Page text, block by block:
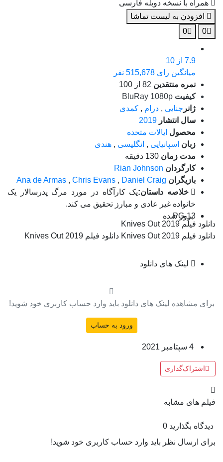
همراه با نسخه دوبله فارسی
افزودن به لیست تماشا
0
0
7.9 از 10
میانگین رای 515,678 نفر
نمره منتقدین 82 از 100
کیفیت BluRay 1080p
ژانر جنایی , درام , کمدی
سال انتشار 2019
محصول ایالات متحده
زبان اسپانیایی , انگلیسی , هندی
مدت زمان 130 دقیقه
کارگردان Rian Johnson
بازیگران
Ana de Armas , Chris Evans , Daniel Craig
خلاصه داستان:یک کارآگاه در مورد مرگ پدرسالار یک
خانواده غیر عادی و مبارز تحقیق می کند.
PG-13
بروز‌ شده
دانلود فیلم Knives Out 2019
دانلود فیلم Knives Out 2019 دانلود فیلم Knives Out 2019
لینک های دانلود
برای مشاهده لینک های دانلود باید وارد حساب کاربری خود شوید!
ورود به حساب
4 سپتامبر 2021
اشتراک‌گذاری
فیلم های مشابه
دیدگاه بگذارید 0
برای ارسال نظر باید وارد حساب کاربری خود شوید!